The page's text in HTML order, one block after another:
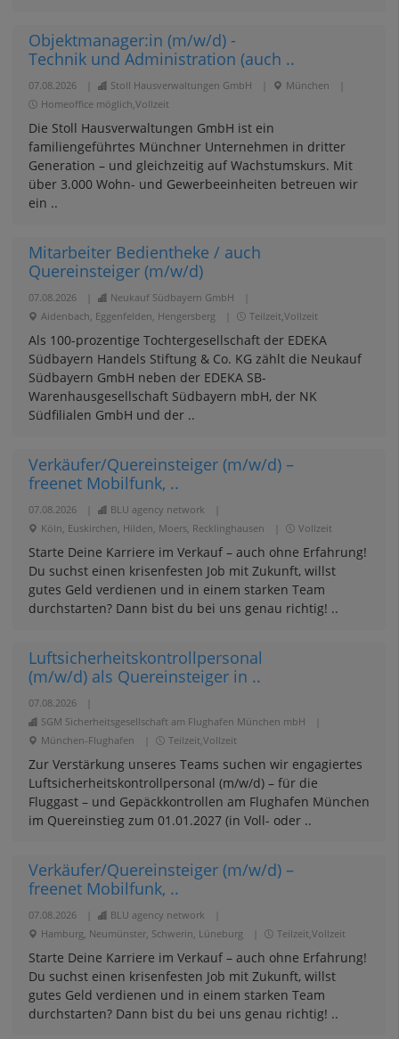
Objektmanager:in (m/w/d) -
Technik und Administration (auch ..
07.08.2026 Stoll Hausverwaltungen GmbH München
Homeoffice möglich,Vollzeit
Die Stoll Hausverwaltungen GmbH ist ein
familiengeführtes Münchner Unternehmen in dritter
Generation – und gleichzeitig auf Wachstumskurs. Mit
über 3.000 Wohn- und Gewerbeeinheiten betreuen wir
ein ..
Mitarbeiter Bedientheke / auch
Quereinsteiger (m/w/d)
07.08.2026 Neukauf Südbayern GmbH
Aidenbach, Eggenfelden, Hengersberg
Teilzeit,Vollzeit
Als 100-prozentige Tochtergesellschaft der EDEKA
Südbayern Handels Stiftung & Co. KG zählt die Neukauf
Südbayern GmbH neben der EDEKA SB-
Warenhausgesellschaft Südbayern mbH, der NK
Südfilialen GmbH und der ..
Verkäufer/Quereinsteiger (m/w/d) –
freenet Mobilfunk, ..
07.08.2026 BLU agency network
Köln, Euskirchen, Hilden, Moers, Recklinghausen
Vollzeit
Starte Deine Karriere im Verkauf – auch ohne Erfahrung!
Du suchst einen krisenfesten Job mit Zukunft, willst
gutes Geld verdienen und in einem starken Team
durchstarten? Dann bist du bei uns genau richtig! ..
Luftsicherheitskontrollpersonal
(m/w/d) als Quereinsteiger in ..
07.08.2026
SGM Sicherheitsgesellschaft am Flughafen München mbH
München-Flughafen
Teilzeit,Vollzeit
Zur Verstärkung unseres Teams suchen wir engagiertes
Luftsicherheitskontrollpersonal (m/w/d) – für die
Fluggast – und Gepäckkontrollen am Flughafen München
im Quereinstieg zum 01.01.2027 (in Voll- oder ..
Verkäufer/Quereinsteiger (m/w/d) –
freenet Mobilfunk, ..
07.08.2026 BLU agency network
Hamburg, Neumünster, Schwerin, Lüneburg
Teilzeit,Vollzeit
Starte Deine Karriere im Verkauf – auch ohne Erfahrung!
Du suchst einen krisenfesten Job mit Zukunft, willst
gutes Geld verdienen und in einem starken Team
durchstarten? Dann bist du bei uns genau richtig! ..